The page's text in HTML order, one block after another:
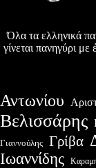
Όλα τα ελληνικά
γίνεται πανηγύρι με
Αντωνίου
Βελισσάρης
Γιαννούλης Γρίβα
Ιωαννίδης